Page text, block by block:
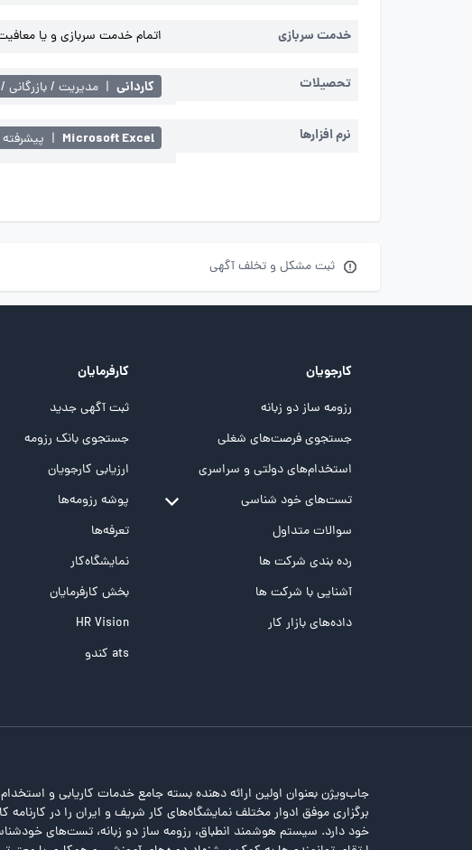
خدمت سربازی اتمام خدمت سربازی و یا
تحصیلات کاردانی | مدیریت /
نرم افزارها Microsoft Excel
| پیشرفته
ثبت مشکل و تخلف آگهی
کارجویان
رزومه ساز دو زبانه
جستجوی فرصت‌های شغلی
استخدام‌های دولتی و سراسری
تست‌های خود شناسی
تست MBTI
تست تیپ سنجی شغلی Holland
تست NEO
تست هوش های چندگانه
سوالات متداول
رده بندی شرکت ها
آشنایی با شرکت ها
داده‌های بازار کار
کارفرمایان
ثبت آگهی جدید
جستجوی بانک رزومه
ارزیابی کارجویان
پوشه‌‌ رزومه‌ها
تعرفه‌ها
نمایشگاه‌کار
بخش کارفرمایان
HR Vision
ats کندو
جاب‌ویژن بعنوان اولین ارائه دهنده بسته جامع خدمات کاریابی و
برگزاری موفق ادوار مختلف نمایشگاه‌های کار شریف و ایران را در کارنامه
خود دارد. سیستم هوشمند انطباق، رزومه ساز دو زبانه، تست‌های